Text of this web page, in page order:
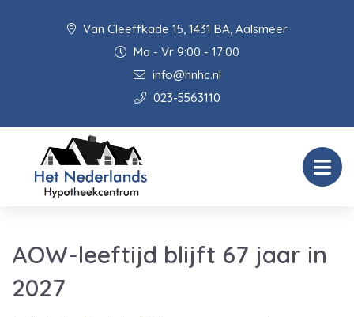
Van Cleeffkade 15, 1431 BA, Aalsmeer
Ma - Vr 9:00 - 17:00
info@hnhc.nl
023-5563110
AOW-leeftijd blijft 67 jaar in
2027